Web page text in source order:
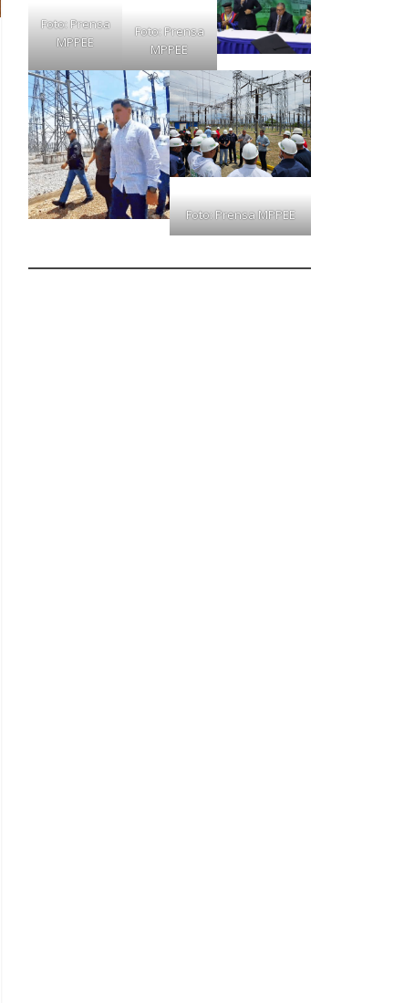
Foto: Prensa
MPPEE
Foto: Prensa
MPPEE
Foto: Prensa MPPEE